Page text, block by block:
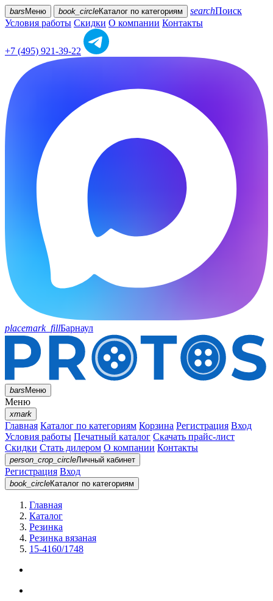
bars Меню book_circleКаталог по категориям searchПоиск
Условия работы Скидки О компании Контакты
+7 (495) 921-39-22
placemark_fillБарнаул
barsМеню
Меню
xmark
Главная Каталог по категориям Корзина Регистрация Вход
Условия работы Печатный каталог Скачать прайс-лист
Скидки Стать дилером О компании Контакты
person_crop_circleЛичный кабинет
Регистрация Вход
book_circleКаталог по категориям
Главная
Каталог
Резинка
Резинка вязаная
15-4160/1748